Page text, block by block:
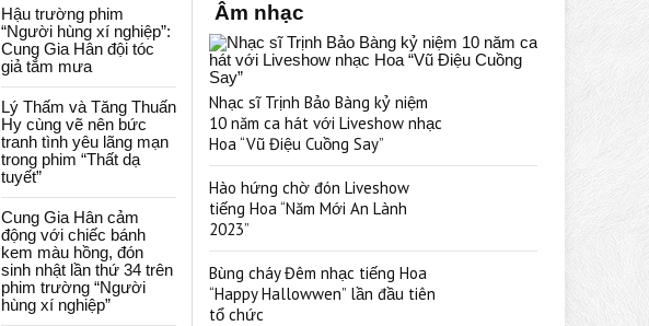
Hậu trường phim
“Người hùng xí nghiệp”:
Cung Gia Hân đội tóc
giả tắm mưa
Lý Thấm và Tăng Thuấn
Hy cùng vẽ nên bức
tranh tình yêu lãng mạn
trong phim “Thất dạ
tuyết”
Cung Gia Hân cảm
động với chiếc bánh
kem màu hồng, đón
sinh nhật lần thứ 34 trên
phim trường “Người
hùng xí nghiệp”
Âm nhạc
Nhạc sĩ Trịnh Bảo Bàng kỷ niệm
10 năm ca hát với Liveshow nhạc
Hoa “Vũ Điệu Cuồng Say”
Hào hứng chờ đón Liveshow
tiếng Hoa “Năm Mới An Lành
2023”
Bùng cháy Đêm nhạc tiếng Hoa
“Happy Hallowwen” lần đầu tiên
tổ chức